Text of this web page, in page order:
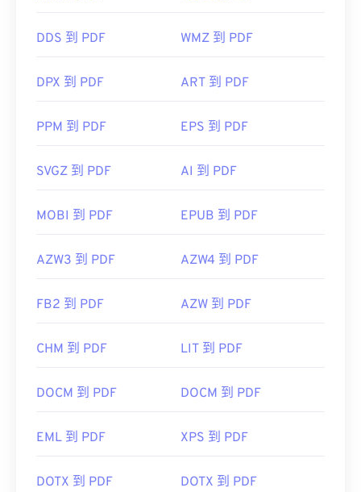
DDS 到 PDF WMZ 到 PDF
DPX 到 PDF ART 到 PDF
PPM 到 PDF EPS 到 PDF
SVGZ 到 PDF AI 到 PDF
MOBI 到 PDF EPUB 到 PDF
AZW3 到 PDF AZW4 到 PDF
FB2 到 PDF AZW 到 PDF
CHM 到 PDF LIT 到 PDF
DOCM 到 PDF DOCM 到 PDF
EML 到 PDF XPS 到 PDF
DOTX 到 PDF DOTX 到 PDF